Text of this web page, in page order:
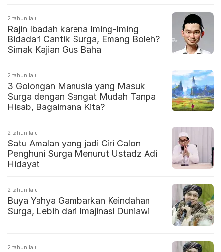
2 tahun lalu
Rajin Ibadah karena Iming-Iming
Bidadari Cantik Surga, Emang Boleh?
Simak Kajian Gus Baha
2 tahun lalu
3 Golongan Manusia yang Masuk
Surga dengan Sangat Mudah Tanpa
Hisab, Bagaimana Kita?
2 tahun lalu
Satu Amalan yang jadi Ciri Calon
Penghuni Surga Menurut Ustadz Adi
Hidayat
2 tahun lalu
Buya Yahya Gambarkan Keindahan
Surga, Lebih dari Imajinasi Duniawi
2 tahun lalu